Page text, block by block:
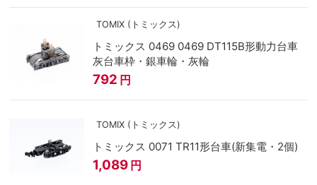
TOMIX (トミックス)
トミックス 0469 0469 DT115B形動力台車
灰台車枠・銀車輪・灰輪
792 円
TOMIX (トミックス)
トミックス 0071 TR11形台車(新集電・2個)
1,089 円